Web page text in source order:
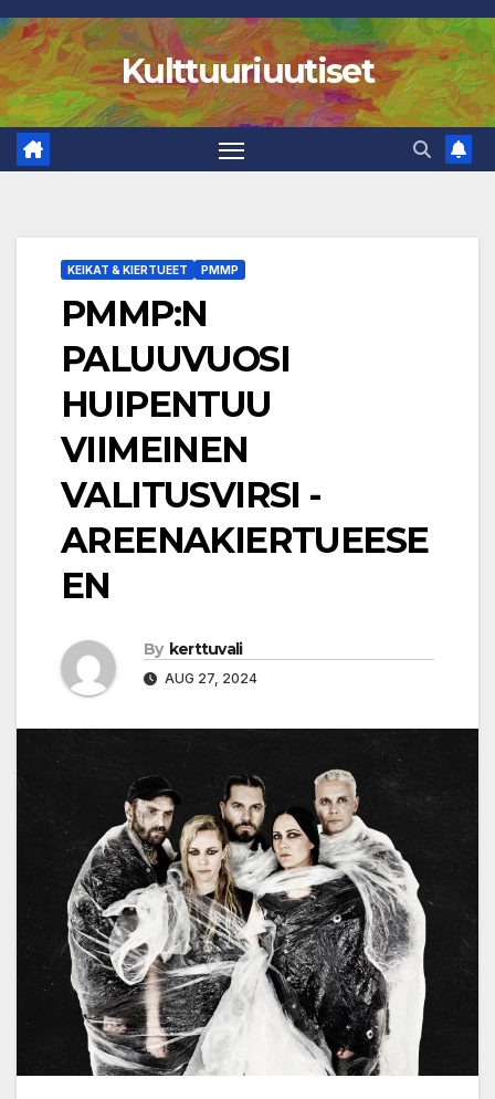
Skip
to
content
Kulttuuriuutiset
KEIKAT & KIERTUEET PMMP
PMMP:N
PALUUVUOSI
HUIPENTUU
VIIMEINEN
VALITUSVIRSI -
AREENAKIERTUEESE
EN
By kerttuvali
AUG 27, 2024